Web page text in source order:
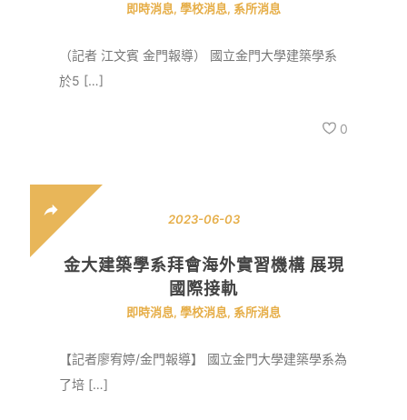
即時消息, 學校消息, 系所消息
（記者 江文賓 金門報導） 國立金門大學建築學系
於5 […]
0
2023-06-03
金大建築學系拜會海外實習機構 展現
國際接軌
即時消息, 學校消息, 系所消息
【記者廖宥婷/金門報導】 國立金門大學建築學系為
了培 […]